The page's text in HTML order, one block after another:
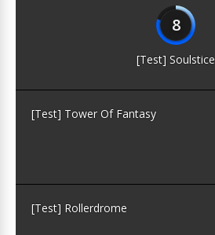
8
[Test] Soulstice
[Test] Tower Of Fantasy
[Test] Rollerdrome